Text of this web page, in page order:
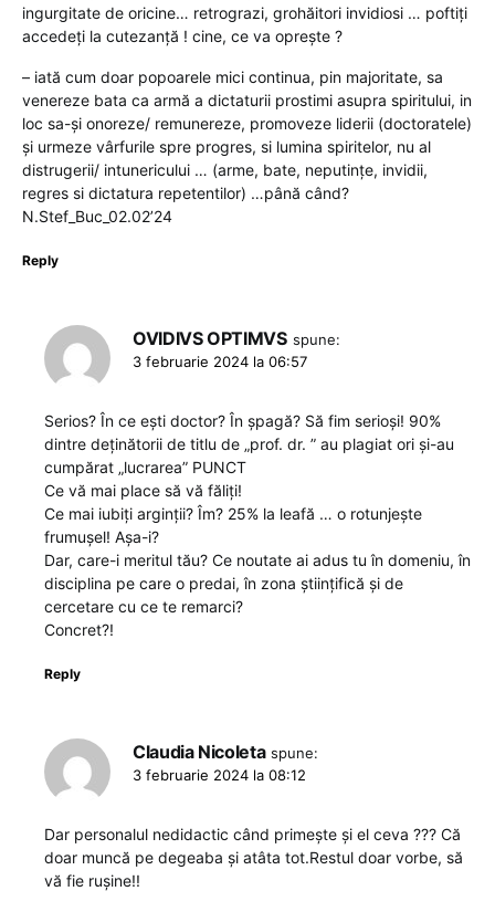
ingurgitate de oricine… retrograzi, grohăitori invidiosi … poftiți
accedeți la cutezanță ! cine, ce va oprește ?
– iată cum doar popoarele mici continua, pin majoritate, sa
venereze bata ca armă a dictaturii prostimi asupra spiritului, in
loc sa-și onoreze/ remunereze, promoveze liderii (doctoratele)
și urmeze vârfurile spre progres, si lumina spiritelor, nu al
distrugerii/ intunericului … (arme, bate, neputințe, invidii,
regres si dictatura repetentilor) …până când?
N.Stef_Buc_02.02’24
Reply
OVIDIVS OPTIMVS spune:
3 februarie 2024 la 06:57
Serios? În ce ești doctor? În șpagă? Să fim serioși! 90%
dintre deținătorii de titlu de „prof. dr. ” au plagiat ori și-au
cumpărat „lucrarea” PUNCT
Ce vă mai place să vă făliți!
Ce mai iubiți arginții? Îm? 25% la leafă … o rotunjește
frumușel! Așa-i?
Dar, care-i meritul tău? Ce noutate ai adus tu în domeniu, în
disciplina pe care o predai, în zona științifică și de
cercetare cu ce te remarci?
Concret?!
Reply
Claudia Nicoleta spune:
3 februarie 2024 la 08:12
Dar personalul nedidactic când primește și el ceva ??? Că
doar muncă pe degeaba și atâta tot.Restul doar vorbe, să
vă fie rușine!!